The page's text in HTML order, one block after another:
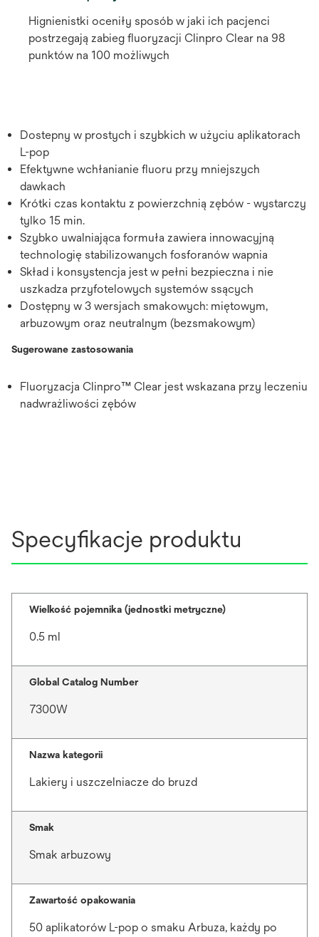
Hignienistki oceniły sposób w jaki ich pacjenci
postrzegają zabieg fluoryzacji Clinpro Clear na 98
punktów na 100 możliwych
Dostepny w prostych i szybkich w użyciu aplikatorach
L-pop
Efektywne wchłanianie fluoru przy mniejszych
dawkach
Krótki czas kontaktu z powierzchnią zębów - wystarczy
tylko 15 min.
Szybko uwalniająca formuła zawiera innowacyjną
technologię stabilizowanych fosforanów wapnia
Skład i konsystencja jest w pełni bezpieczna i nie
uszkadza przyfotelowych systemów ssących
Dostępny w 3 wersjach smakowych: miętowym,
arbuzowym oraz neutralnym (bezsmakowym)
Sugerowane zastosowania
Fluoryzacja Clinpro™ Clear jest wskazana przy leczeniu
nadwrażliwości zębów
Specyfikacje produktu
Wielkość pojemnika (jednostki metryczne)
0.5 ml
Global Catalog Number
7300W
Nazwa kategorii
Lakiery i uszczelniacze do bruzd
Smak
Smak arbuzowy
Zawartość opakowania
50 aplikatorów L-pop o smaku Arbuza, każdy po